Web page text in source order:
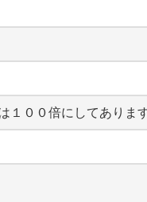
１００倍にしてありま